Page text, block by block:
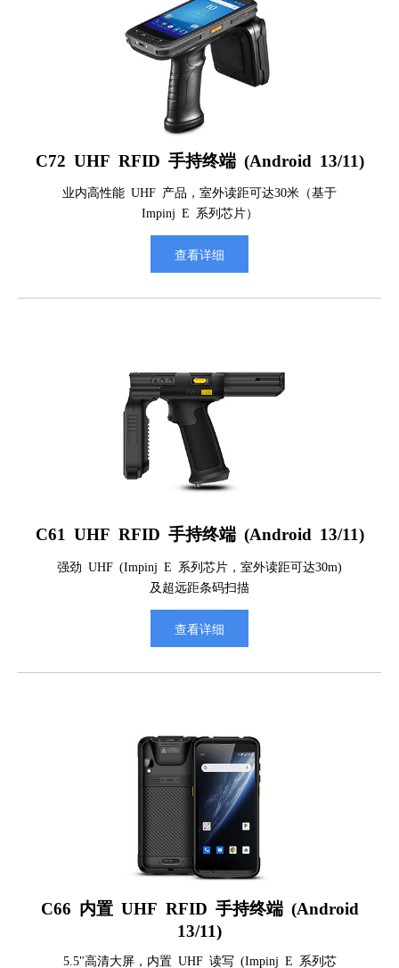
C72 UHF RFID 手持终端 (Android 13/11)
业内高性能 UHF 产品，室外读距可达30米（基于
Impinj E 系列芯片）
查看详细
C61 UHF RFID 手持终端 (Android 13/11)
强劲 UHF (Impinj E 系列芯片，室外读距可达30m)
及超远距条码扫描
查看详细
C66 内置 UHF RFID 手持终端 (Android
13/11)
5.5"高清大屏，内置 UHF 读写 (Impinj E 系列芯